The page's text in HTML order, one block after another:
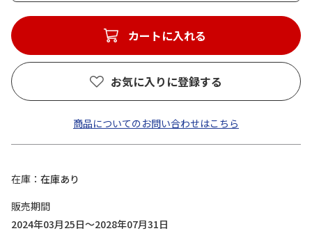
カートに入れる
お気に入りに登録する
商品についてのお問い合わせはこちら
在庫
在庫あり
販売期間
2024年03月25日～2028年07月31日